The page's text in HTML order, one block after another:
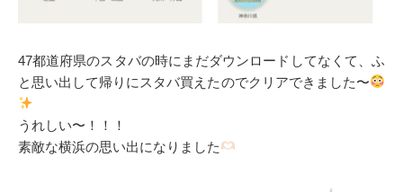
47都道府県のスタバの時にまだダウンロードしてなくて、ふ
と思い出して帰りにスタバ買えたのでクリアできました〜
うれしい〜！！！
素敵な横浜の思い出になりました